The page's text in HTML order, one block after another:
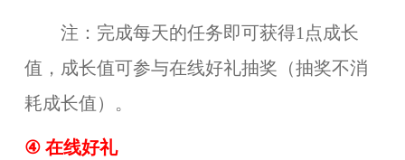
注：完成每天的任务即可获得1点成长
值，成长值可参与在线好礼抽奖（抽奖不消
耗成长值）。
④ 在线好礼